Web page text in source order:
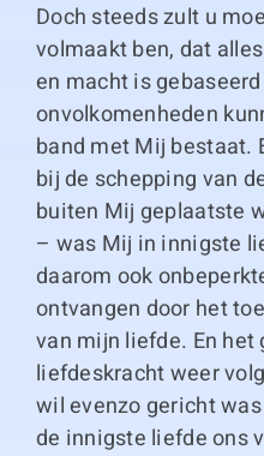
Doch steeds zult u
volmaakt ben, dat
en macht is
onvolkomenheden
band met Mij bestaat.
bij de schepping van
buiten Mij geplaatste
– was Mij in innigste
daarom ook
ontvangen door het
van mijn liefde. En het
liefdeskracht weer
wil evenzo gericht
de innigste liefde ons